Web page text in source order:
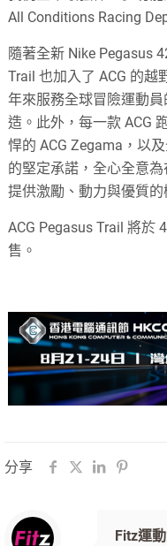
All Conditions Racing
隨著全新 Nike Pegasus
Trail 也加入了 ACG 的
年來服務全球冒險運動
造。此外，每一款 ACG
悍的 ACG Zegama，以
的堅定承諾，全心全意
提供激勵、動力與優質的
ACG Pegasus Trail 將於
售。
分享
Fitz運